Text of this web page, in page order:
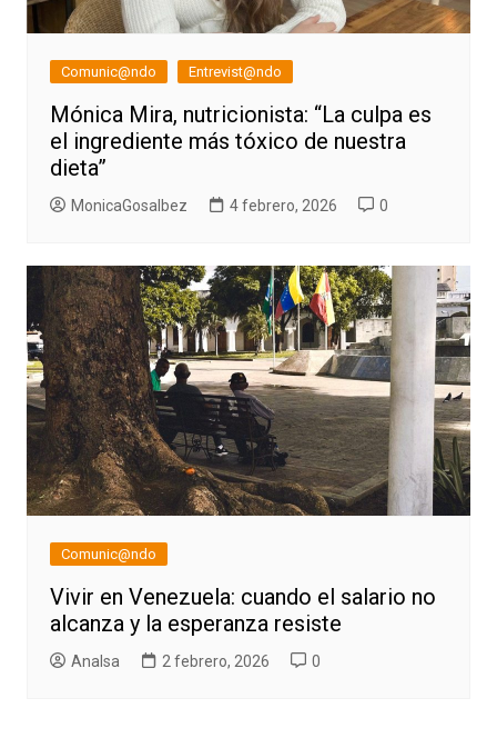
Comunic@ndo Entrevist@ndo
Mónica Mira, nutricionista: “La culpa es
el ingrediente más tóxico de nuestra
dieta”
MonicaGosalbez 4 febrero, 2026 0
Comunic@ndo
Vivir en Venezuela: cuando el salario no
alcanza y la esperanza resiste
AnaIsa 2 febrero, 2026 0